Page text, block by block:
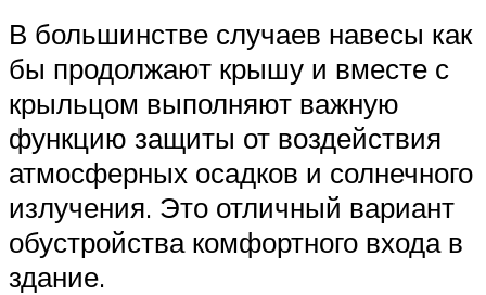
В большинстве случаев навесы как
бы продолжают крышу и вместе с
крыльцом выполняют важную
функцию защиты от воздействия
атмосферных осадков и солнечного
излучения. Это отличный вариант
обустройства комфортного входа в
здание.